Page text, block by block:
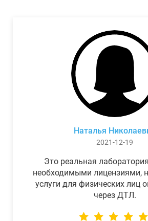
Наталья
2021-12-19
Это реальная
необходимыми лицензиями,
услуги для физических лиц
через ДТЛ.